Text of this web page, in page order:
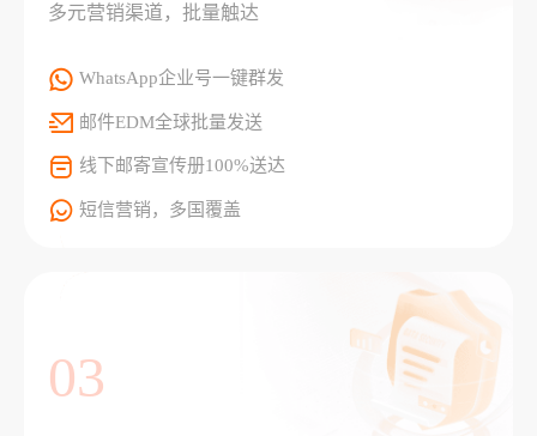
多元营销渠道，批量触达
WhatsApp企业号一键群发
邮件EDM全球批量发送
线下邮寄宣传册100%送达
短信营销，多国覆盖
03